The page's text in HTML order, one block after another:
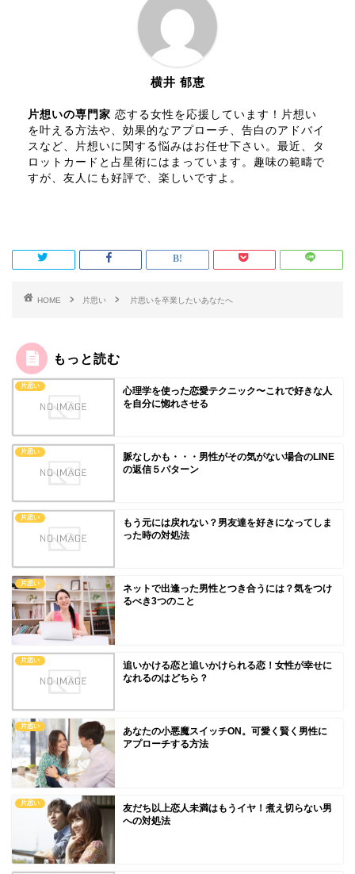
横井 郁恵
片想いの専門家 恋する女性を応援しています！片想い
を叶える方法や、効果的なアプローチ、告白のアドバイ
スなど、片想いに関する悩みはお任せ下さい。最近、タ
ロットカードと占星術にはまっています。趣味の範疇で
すが、友人にも好評で、楽しいですよ。
HOME 片思い 片思いを卒業したいあなたへ
もっと読む
片思い
心理学を使った恋愛テクニック〜これで好きな人
を自分に惚れさせる
片思い
脈なしかも・・・男性がその気がない場合のLINE
の返信５パターン
片思い
もう元には戻れない？男友達を好きになってしま
った時の対処法
片思い
ネットで出逢った男性とつき合うには？気をつけ
るべき3つのこと
片思い
追いかける恋と追いかけられる恋！女性が幸せに
なれるのはどちら？
片思い
あなたの小悪魔スイッチON。可愛く賢く男性に
アプローチする方法
片思い
友だち以上恋人未満はもうイヤ！煮え切らない男
への対処法